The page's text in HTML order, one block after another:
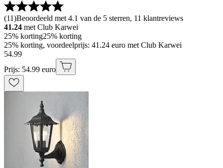
(11)Beoordeeld met 4.1 van de 5 sterren, 11 klantreviews
41.24 met Club Karwei
25% korting25% korting
25% korting, voordeelprijs: 41.24 euro met Club Karwei
54.99
Prijs: 54.99 euro